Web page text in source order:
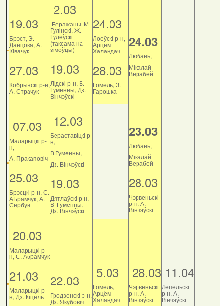
19.03
Брэст, Э.
Данцова, А.
Ківачук
27.03
Кобрынскі р-н,
А. Страчук
2.03
Беражаны, М.
Гулінскі, Ж.
Гулеўскі
(таксама на
зімоўцы)
19.03
Лідскі р-н, В.
Гуменны, Дз.
Вінчэўскі
24.03
Лоеўскі р-н,
Арцём
Халандач
28.03
Гомель, З.
Гарошка
24.03
Любань,
Мікалай
Верабей
07.03
Маларыцкі р-
н,
А. Пракаповіч
25.03
Брэсцкі р-н, С.
АБрамчук, А.
Сербун
12.03
Бераставіцкі р-
н,
В.Гуменны,
Дз. Вінчэўскі
19.03
Дятлаўскі р-н,
В. Гуменны,
Дз. Вінчэўскі
23.03
Любань,
Мікалай
Верабей
28.03
Чэрвеньскі
р-н, А.
Вінчэўскі
20.03
Маларыцкі р-
н, С. Абрамчук
21.03
Маларыцкі р-
н, Дз. Кіцель
22.03
Гродзенскі р-н,
Дз. Якубовіч
5.03
Гомель,
Арцём
Халандач
28.03
Чэрвеньскі
р-н, А.
Вінчэўскі
11.04
Лепельскі
р-н, А.
Вінчэўскі